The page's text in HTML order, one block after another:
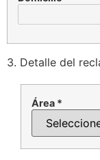
3. Detalle del
Área *